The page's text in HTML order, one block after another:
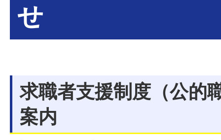
せ
求職者支援制度（公的
案内